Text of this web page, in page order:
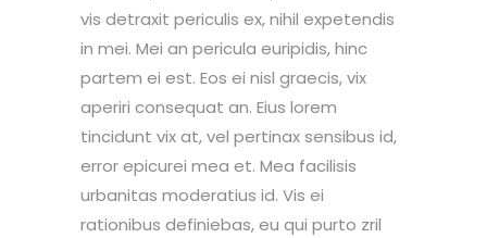
vis detraxit periculis ex, nihil expetendis
in mei. Mei an pericula euripidis, hinc
partem ei est. Eos ei nisl graecis, vix
aperiri consequat an. Eius lorem
tincidunt vix at, vel pertinax sensibus id,
error epicurei mea et. Mea facilisis
urbanitas moderatius id. Vis ei
rationibus definiebas, eu qui purto zril